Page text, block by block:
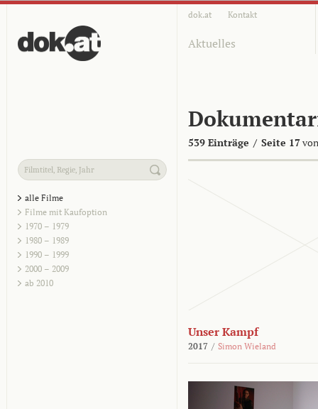
dok.at Kontakt
Aktuelles
539 Einträge / Seite 17
alle Filme
Filme mit Kaufoption
1970 – 1979
1980 – 1989
1990 – 1999
2000 – 2009
ab 2010
Unser Kampf
2017 / Simon Wieland